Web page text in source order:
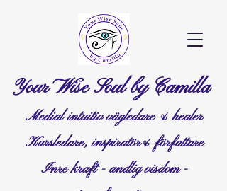
Your Wise Soul by Camilla
Medial intuitiv vägledare & healer
Kursledare, inspiratör& författare
Inre kraft - andlig visdom -